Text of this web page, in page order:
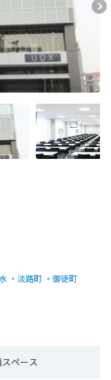
淡路町
御徒町
ペース